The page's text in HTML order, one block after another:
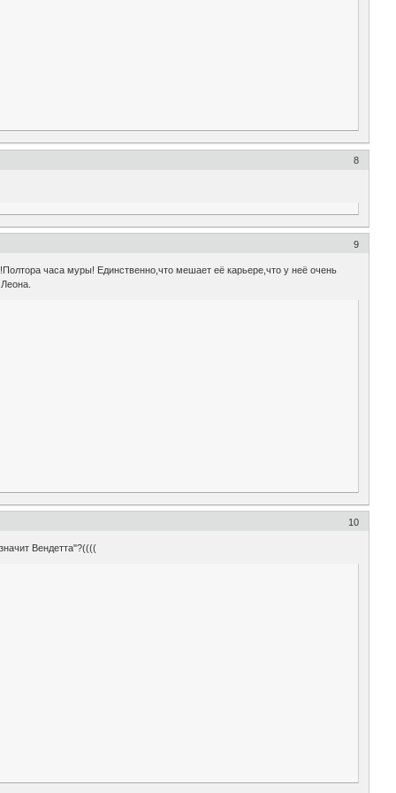
8
9
часа муры! Единственно,что мешает её карьере,что у неё очень
10
Вендетта"?((((